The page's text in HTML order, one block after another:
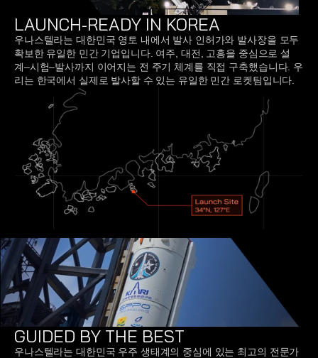
LAUNCH-READY IN KOREA
우나스텔라는 대한민국 영토 내에서 발사 인허가와 발사장을 모두
확보한 유일한 민간 기업입니다. 여주, 대전, 고흥을 중심으로 설
계–시험–발사까지 이어지는 전 주기 체계를 직접 구축했습니다. 우
리는 한국에서 실제로 발사할 수 있는 유일한 민간 로켓팀입니다.
GUIDED BY THE BEST
우나스텔라는 대한민국 우주 생태계의 중심에 있는 최고의 전문가